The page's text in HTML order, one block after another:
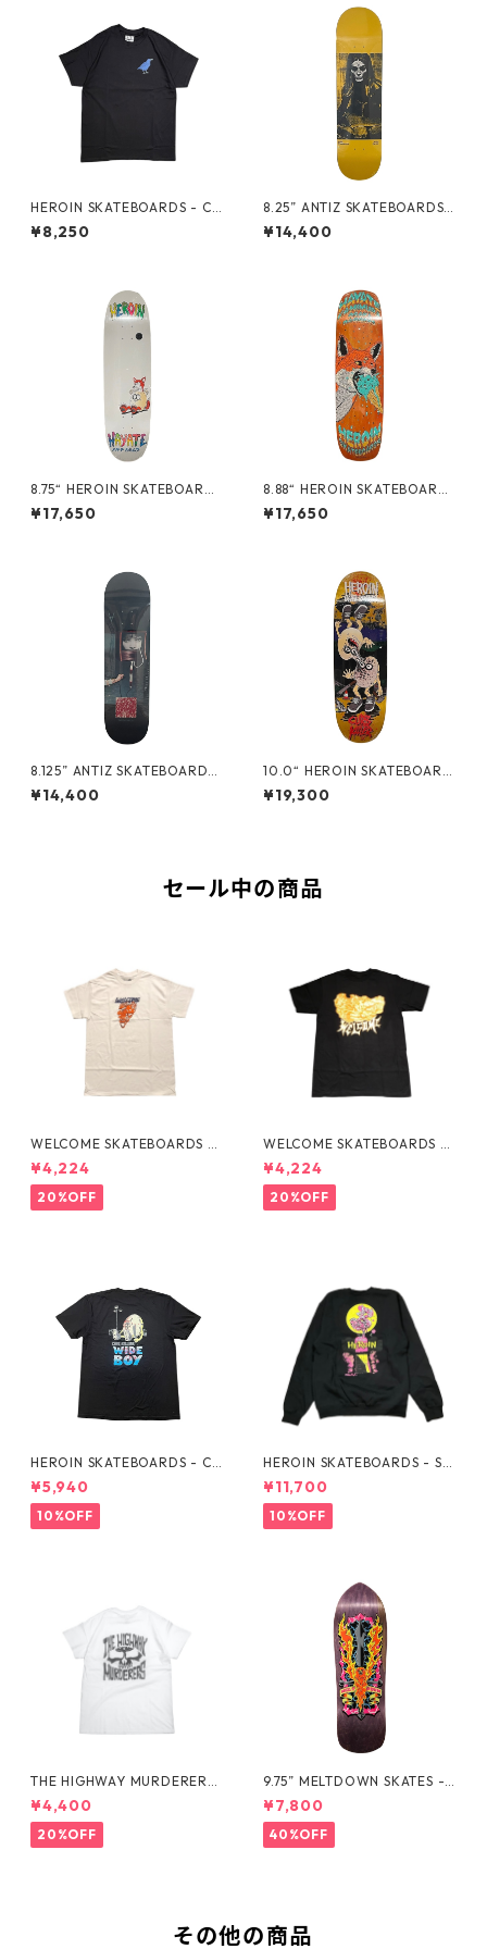
HEROIN SKATEBOARDS - CR
OW TEE -
¥8,250
8.25” ANTIZ SKATEBOARDS -
ANDRE GERLICH “GLOW IN
¥14,400
8.75“ HEROIN SKATEBOARDS
- HAYATE FOX EGG -
¥17,650
8.88“ HEROIN SKATEBOARDS
- HAYATE FOX SHOVEL -
¥17,650
8.125” ANTIZ SKATEBOARDS
- BJARNE TJOETTA “PRO M
ODEL” -
¥14,400
10.0“ HEROIN SKATEBOARD
S - CURB KILLER 9 MERGED
-
¥19,300
セール中の商品
WELCOME SKATEBOARDS -F
LAMES TEE "WHITE"
¥4,224
20%OFF
WELCOME SKATEBOARDS -
BARK PREMIUM TEE "BLAC
K"
¥4,224
20%OFF
HEROIN SKATEBOARDS - CU
RB KILLER WIDE BOY BLK TE
E -
¥5,940
10%OFF
HEROIN SKATEBOARDS - SK
ATE ZOMBIE BLK CREWNEC
K -
¥11,700
10%OFF
THE HIGHWAY MURDERERS
Back-Logo Tee -White
¥4,400
20%OFF
9.75” MELTDOWN SKATES -
EXCALIBIRD DECK -
¥7,800
40%OFF
その他の商品